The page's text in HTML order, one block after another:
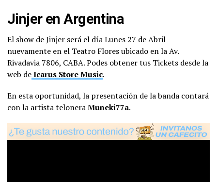
Jinjer en Argentina
El show de Jinjer será el día Lunes 27 de Abril
nuevamente en el Teatro Flores ubicado en la Av.
Rivadavia 7806, CABA. Podes obtener tus Tickets desde la
web deIcarus Store Music.
En esta oportunidad, la presentación de la banda contará
con la artista teloneraMuneki77a.